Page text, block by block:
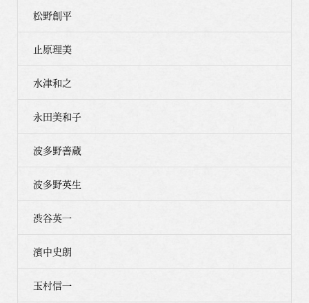
松野創平
止原理美
水津和之
永田美和子
波多野善蔵
波多野英生
渋谷英一
濱中史朗
玉村信一